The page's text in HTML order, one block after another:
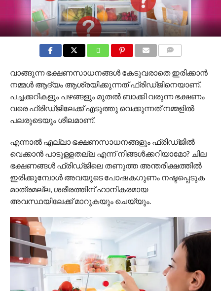
വാങ്ങുന്ന ഭക്ഷണസാധനങ്ങൾ കേടുവരാതെ ഇരിക്കാൻ
നമ്മൾ ആദ്യം ആശ്രയിക്കുന്നത് ഫ്രിഡ്ജിനെയാണ്.
പച്ചക്കറികളും പഴങ്ങളും മുതൽ ബാക്കി വരുന്ന ഭക്ഷണം
വരെ ഫ്രിഡ്ജിലേക്ക് എടുത്തു വെക്കുന്നത് നമ്മളിൽ
പലരുടെയും ശീലമാണ്.
എന്നാൽ എല്ലാ ഭക്ഷണസാധനങ്ങളും ഫ്രിഡ്ജിൽ
വെക്കാൻ പാടുള്ളതല്ല എന്ന് നിങ്ങൾക്കറിയാമോ? ചില
ഭക്ഷണങ്ങൾ ഫ്രിഡ്ജിലെ തണുത്ത അന്തരീക്ഷത്തിൽ
ഇരിക്കുമ്പോൾ അവയുടെ പോഷകഗുണം നഷ്ടപ്പെടുക
മാത്രമല്ല, ശരീരത്തിന് ഹാനികരമായ
അവസ്ഥയിലേക്ക് മാറുകയും ചെയ്യും.